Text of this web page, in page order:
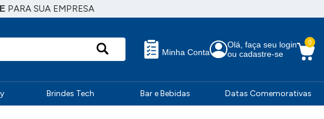
PARA SUA EMPRESA
Minha Conta
Olá, faça seu login
ou cadastre-se
0
Brindes Tech Bar e Bebidas Datas Comemorativas